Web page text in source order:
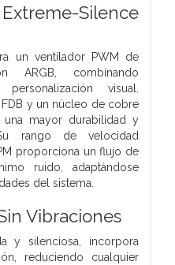
Silence
un ventilador PWM de
ARGB, combinando
visual.
y un núcleo de cobre
una mayor durabilidad y
rango de velocidad
proporciona un flujo de
ruido, adaptándose
del sistema.
Vibraciones
y silenciosa, incorpora
reduciendo cualquier